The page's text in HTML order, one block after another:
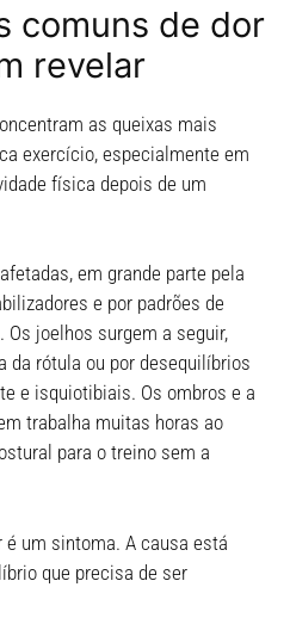
comuns de dor
revelar
as queixas mais
exercício, especialmente em
física depois de um
em grande parte pela
e por padrões de
joelhos surgem a seguir,
da rótula ou por desequilíbrios
e isquiotibiais. Os ombros e a
trabalha muitas horas ao
para o treino sem a
um sintoma. A causa está
que precisa de ser